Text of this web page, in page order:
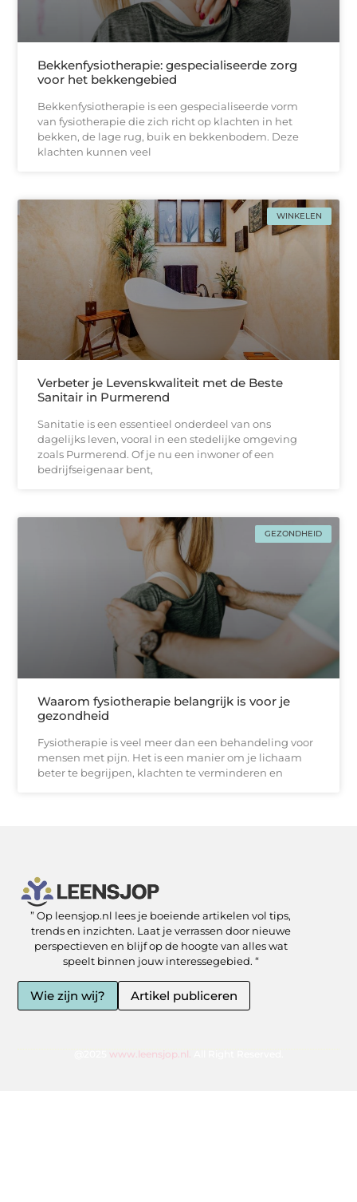
Bekkenfysiotherapie: gespecialiseerde zorg
voor het bekkengebied
Bekkenfysiotherapie is een gespecialiseerde vorm
van fysiotherapie die zich richt op klachten in het
bekken, de lage rug, buik en bekkenbodem. Deze
klachten kunnen veel
WINKELEN
Verbeter je Levenskwaliteit met de Beste
Sanitair in Purmerend
Sanitatie is een essentieel onderdeel van ons
dagelijks leven, vooral in een stedelijke omgeving
zoals Purmerend. Of je nu een inwoner of een
bedrijfseigenaar bent,
GEZONDHEID
Waarom fysiotherapie belangrijk is voor je
gezondheid
Fysiotherapie is veel meer dan een behandeling voor
mensen met pijn. Het is een manier om je lichaam
beter te begrijpen, klachten te verminderen en
” Op leensjop.nl lees je boeiende artikelen vol tips,
trends en inzichten. Laat je verrassen door nieuwe
perspectieven en blijf op de hoogte van alles wat
speelt binnen jouw interessegebied. “
Wie zijn wij? Artikel publiceren
www.leensjop.nl.